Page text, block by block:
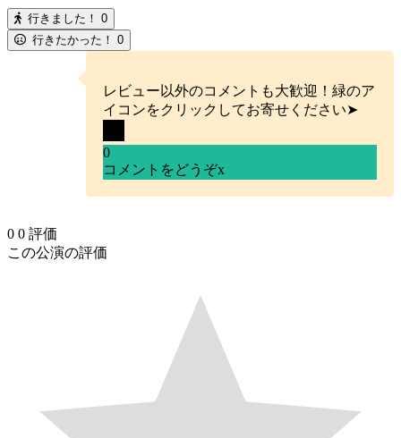
行きました！ 0
行きたかった！ 0
レビュー以外のコメントも大歓迎！緑のア
イコンをクリックしてお寄せください➤
0
コメントをどうぞx
0 0 評価
この公演の評価